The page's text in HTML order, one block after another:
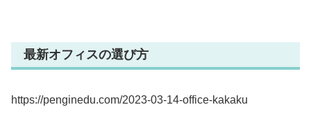
最新オフィスの選び方
https://penginedu.com/2023-03-14-office-kakaku